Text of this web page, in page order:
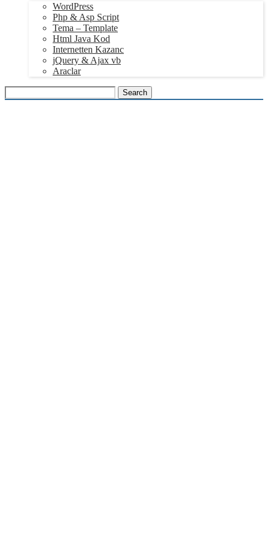
WordPress
Php & Asp Script
Tema – Template
Html Java Kod
Internetten Kazanc
jQuery & Ajax vb
Araclar